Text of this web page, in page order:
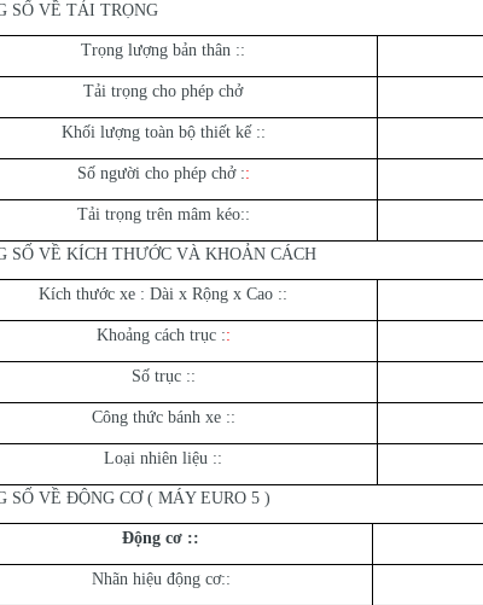
SỐ VỀ TẢI TRỌNG
Trọng lượng bản thân ::
Tải trọng cho phép chở
Khối lượng toàn bộ thiết kế ::
Số người cho phép chở ::
Tải trọng trên mâm kéo::
SỐ VỀ KÍCH THƯỚC VÀ KHOẢN CÁCH
Kích thước xe : Dài x Rộng x Cao ::
Khoảng cách trục ::
Số trục ::
Công thức bánh xe ::
Loại nhiên liệu ::
SỐ VỀ ĐỘNG CƠ ( MÁY EURO 5 )
Động cơ ::
Nhãn hiệu động cơ::